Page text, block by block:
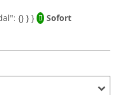
Sofort